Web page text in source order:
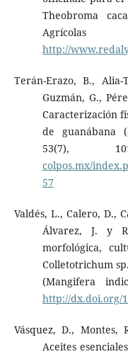
Theobroma
Agrícolas
http://
Terán-Erazo, B., Alia-
Guzmán, G.,
Caracterización
de guanábana
53(7),
colpos.mx/
57
Valdés, L., Calero, D.,
Álvarez, J. y
morfológica,
Colletotrichum
(Mangifera
http://dx.doi.org/
Vásquez, D., Montes,
Aceites